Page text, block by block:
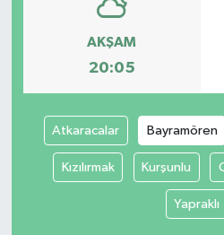
AKŞAM
20:05
Atkaracalar Bayramören
Kızılırmak Kurşunlu
Yapraklı
Gönen
Havran
KENT GÜNDEMİ